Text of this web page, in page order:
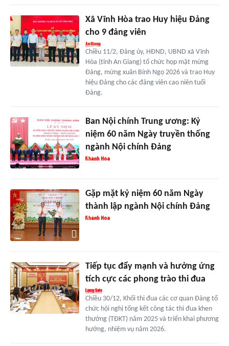
Xã Vĩnh Hòa trao Huy hiệu Đảng
cho 9 đảng viên
Chiều 11/2, Đảng ủy, HĐND, UBND xã Vĩnh
Hòa (tỉnh An Giang) tổ chức họp mặt mừng
Đảng, mừng xuân Bính Ngọ 2026 và trao Huy
hiệu Đảng cho các đảng viên cao niên tuổi
Đảng.
Ban Nội chính Trung ương: Kỷ
niệm 60 năm Ngày truyền thống
ngành Nội chính Đảng
Gặp mặt kỷ niệm 60 năm Ngày
thành lập ngành Nội chính Đảng
Tiếp tục đẩy mạnh và hưởng ứng
tích cực các phong trào thi đua
Chiều 30/12, Khối thi đua các cơ quan Đảng tổ
chức hội nghị tổng kết công tác thi đua khen
thưởng (TĐKT) năm 2025 và triển khai phương
hướng, nhiệm vụ năm 2026.